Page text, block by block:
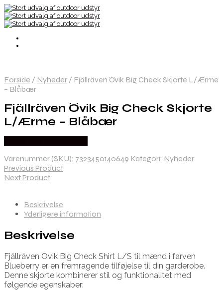
Forside / Nyheder / Fjällräven Övik Big Check Skjorte L/Ærme
– Blåbær
Fjällräven Övik Big Check Skjorte
L/Ærme – Blåbær
Varenummer (SKU): 7323450140649 Kategori: Nyheder
Previous Product
Next Product
Beskrivelse
Yderligere information
Beskrivelse
Fjällräven Övik Big Check Shirt L/S til mænd i farven
Blueberry er en fremragende tilføjelse til din garderobe.
Denne skjorte kombinerer stil og funktionalitet med
følgende egenskaber: